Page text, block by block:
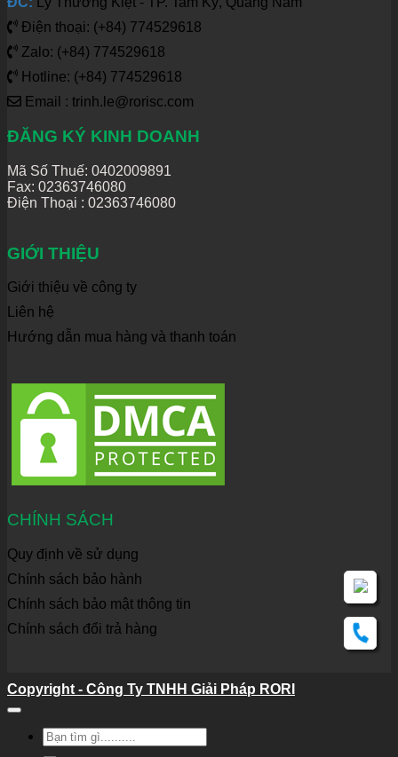
Điện thoại: (+84) 774529618
Zalo: (+84) 774529618
Hotline: (+84) 774529618
Email : trinh.le@rorisc.com
ĐĂNG KÝ KINH DOANH
Mã Số Thuế: 0402009891
Fax: 02363746080
Điện Thoại : 02363746080
GIỚI THIỆU
Giới thiệu về công ty
Liên hệ
Hướng dẫn mua hàng và thanh toán
CHÍNH SÁCH
Quy định về sử dụng
Chính sách bảo hành
Chính sách bảo mật thông tin
Chính sách đổi trả hàng
Copyright - Công Ty TNHH Giải Pháp RORI
Tìm
kiếm: